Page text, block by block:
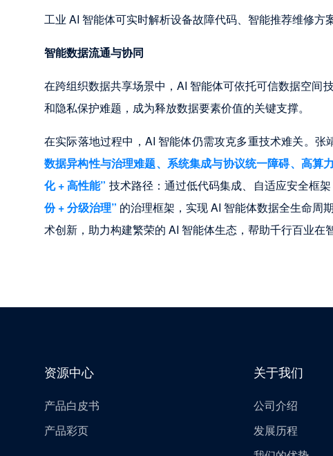
工业 AI 智能体可实时解析设备故障代码、智能推荐维修方
智能数据流通与协同
在跨组织数据共享场景中，AI 智能体可依托可信数据空间
和隐私保护难题，成为释放数据要素价值的关键支撑。
在实际落地过程中，AI 智能体仍需攻克多重技术难关。张
数据异构性与治理难题、系统集成与协议统一障碍、高算
化 + 高性能” 技术路径：通过低代码集成、自适应安全框
份 + 分级治理” 的治理框架，实现 AI 智能体数据全生命周
术创新，助力构建繁荣的 AI 智能体生态，帮助千行百业在
资源中心
产品白皮书
产品彩页
关于我们
公司介绍
发展历程